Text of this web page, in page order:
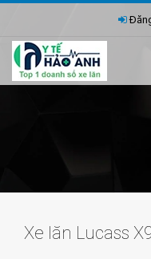
Xe lăn Lucass